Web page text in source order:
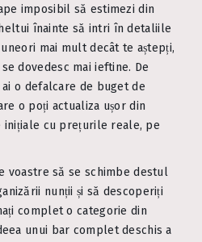
imposibil să estimezi din
înainte să intri în detaliile
mai mult decât te aștepți,
dovedesc mai ieftine. De
o defalcare de buget de
o poți actualiza ușor din
inițiale cu prețurile reale, pe
voastre să se schimbe destul
nunții și să descoperiți
complet o categorie din
unui bar complet deschis a